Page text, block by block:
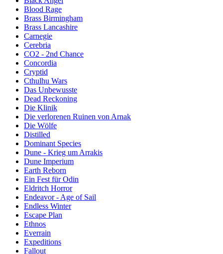
Blood Rage
Brass Birmingham
Brass Lancashire
Carnegie
Cerebria
CO2 - 2nd Chance
Concordia
Cryptid
Cthulhu Wars
Das Unbewusste
Dead Reckoning
Die Klinik
Die verlorenen Ruinen von Arnak
Die Wölfe
Distilled
Dominant Species
Dune - Krieg um Arrakis
Dune Imperium
Earth Reborn
Ein Fest für Odin
Eldritch Horror
Endeavor - Age of Sail
Endless Winter
Escape Plan
Ethnos
Everrain
Expeditions
Fallout